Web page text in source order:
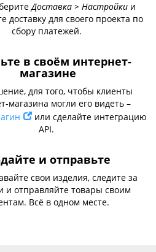
Доставка > Настройки и
доставку для своего проекта по
сбору платежей.
в своём интернет-
магазинe
для того, чтобы клиенты
магазина могли его видеть –
или сделайте интеграцию
API.
и отправьте
свои изделия, следите за
и отправляйте товары своим
Всё в одном месте.